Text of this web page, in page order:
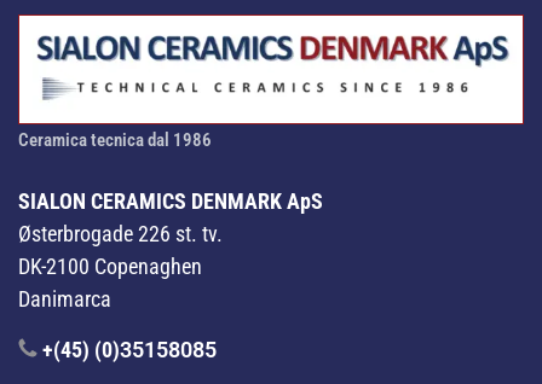
Ceramica tecnica dal 1986
SIALON CERAMICS DENMARK ApS
Østerbrogade 226 st. tv.
DK-2100 Copenaghen
Danimarca
+(45) (0)35158085